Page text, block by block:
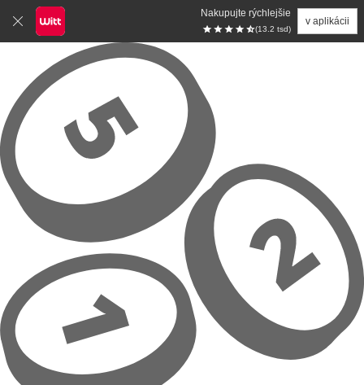
Nakupujte rýchlejšie
(13.2 tsd)
v aplikácii
Prejsť na hlavný obsah